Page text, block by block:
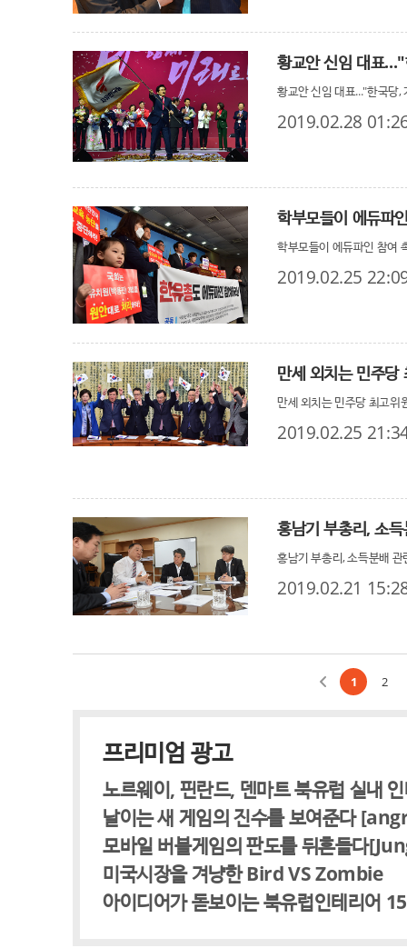
황교안 신임 대표
황교안 신임 대표..."한국당,
2019.02.28
학부모들이 에듀파
학부모들이 에듀파인 참여
2019.02.25
만세 외치는 민주당
만세 외치는 민주당 최고위
2019.02.25
홍남기 부총리, 소
홍남기 부총리, 소득분배
2019.02.21
1 2
프리미엄 광고
노르웨이, 핀란드, 덴마트 북유럽 실내
날이는 새 게임의 진수를 보여준다
모바일 버블게임의 판도를 뒤흔들다
미국시장을 겨냥한 Bird VS Zombie
아이디어가 돋보이는 북유럽인테리어